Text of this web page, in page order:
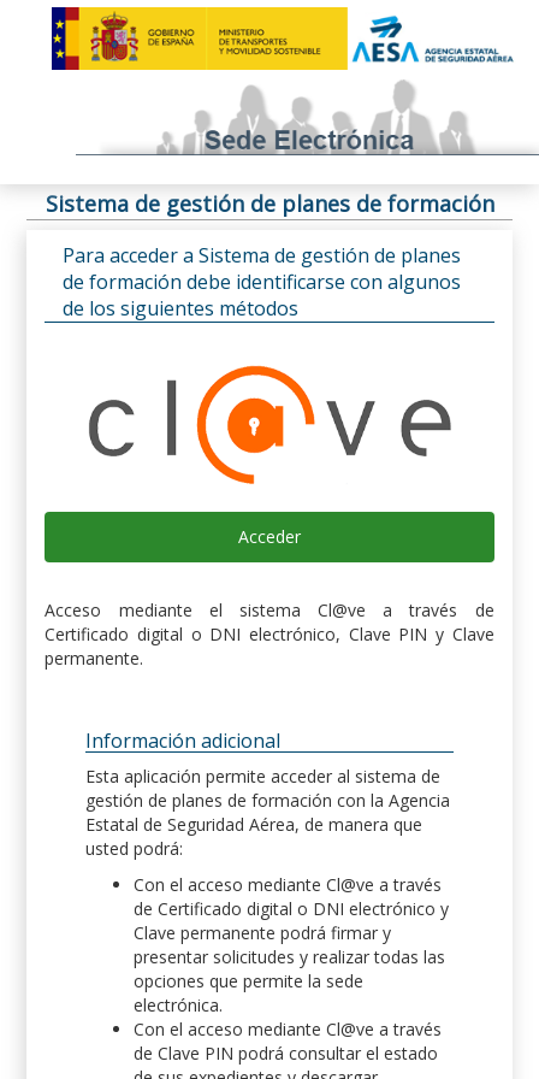
Sistema de gestión de planes de formación
Para acceder a Sistema de gestión de planes
de formación debe identificarse con algunos
de los siguientes métodos
Acceder
Acceso mediante el sistema Cl@ve a través de
Certificado digital o DNI electrónico, Clave PIN y Clave
permanente.
Información adicional
Esta aplicación permite acceder al sistema de
gestión de planes de formación con la Agencia
Estatal de Seguridad Aérea, de manera que
usted podrá:
Con el acceso mediante Cl@ve a través
de Certificado digital o DNI electrónico y
Clave permanente podrá firmar y
presentar solicitudes y realizar todas las
opciones que permite la sede
electrónica.
Con el acceso mediante Cl@ve a través
de Clave PIN podrá consultar el estado